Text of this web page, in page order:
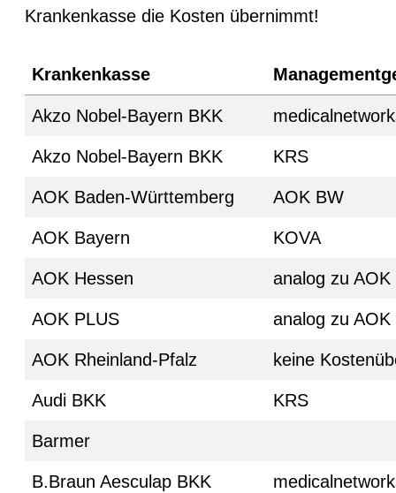
Krankenkasse die Kosten übernimmt!
Krankenkasse
Akzo Nobel-Bayern BKK
Akzo Nobel-Bayern BKK KRS
AOK Baden-Württemberg AOK BW
AOK Bayern KOVA
AOK Hessen analog zu AOK
AOK PLUS analog zu AOK
AOK Rheinland-Pfalz keine
Audi BKK KRS
Barmer
B.Braun Aesculap BKK